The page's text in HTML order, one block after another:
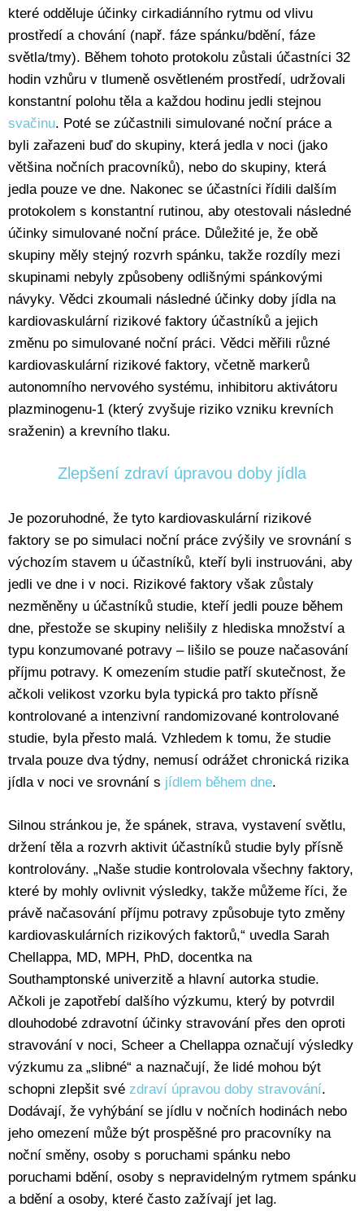
které odděluje účinky cirkadiánního rytmu od vlivu
prostředí a chování (např. fáze spánku/bdění, fáze
světla/tmy). Během tohoto protokolu zůstali účastníci 32
hodin vzhůru v tlumeně osvětleném prostředí, udržovali
konstantní polohu těla a každou hodinu jedli stejnou
svačinu. Poté se zúčastnili simulované noční práce a
byli zařazeni buď do skupiny, která jedla v noci (jako
většina nočních pracovníků), nebo do skupiny, která
jedla pouze ve dne. Nakonec se účastníci řídili dalším
protokolem s konstantní rutinou, aby otestovali následné
účinky simulované noční práce. Důležité je, že obě
skupiny měly stejný rozvrh spánku, takže rozdíly mezi
skupinami nebyly způsobeny odlišnými spánkovými
návyky. Vědci zkoumali následné účinky doby jídla na
kardiovaskulární rizikové faktory účastníků a jejich
změnu po simulované noční práci. Vědci měřili různé
kardiovaskulární rizikové faktory, včetně markerů
autonomního nervového systému, inhibitoru aktivátoru
plazminogenu-1 (který zvyšuje riziko vzniku krevních
sraženin) a krevního tlaku.
Zlepšení zdraví úpravou doby jídla
Je pozoruhodné, že tyto kardiovaskulární rizikové
faktory se po simulaci noční práce zvýšily ve srovnání s
výchozím stavem u účastníků, kteří byli instruováni, aby
jedli ve dne i v noci. Rizikové faktory však zůstaly
nezměněny u účastníků studie, kteří jedli pouze během
dne, přestože se skupiny nelišily z hlediska množství a
typu konzumované potravy – lišilo se pouze načasování
příjmu potravy. K omezením studie patří skutečnost, že
ačkoli velikost vzorku byla typická pro takto přísně
kontrolované a intenzivní randomizované kontrolované
studie, byla přesto malá. Vzhledem k tomu, že studie
trvala pouze dva týdny, nemusí odrážet chronická rizika
jídla v noci ve srovnání s jídlem během dne.
Silnou stránkou je, že spánek, strava, vystavení světlu,
držení těla a rozvrh aktivit účastníků studie byly přísně
kontrolovány. „Naše studie kontrolovala všechny faktory,
které by mohly ovlivnit výsledky, takže můžeme říci, že
právě načasování příjmu potravy způsobuje tyto změny
kardiovaskulárních rizikových faktorů,“ uvedla Sarah
Chellappa, MD, MPH, PhD, docentka na
Southamptonské univerzitě a hlavní autorka studie.
Ačkoli je zapotřebí dalšího výzkumu, který by potvrdil
dlouhodobé zdravotní účinky stravování přes den oproti
stravování v noci, Scheer a Chellappa označují výsledky
výzkumu za „slibné“ a naznačují, že lidé mohou být
schopni zlepšit své zdraví úpravou doby stravování.
Dodávají, že vyhýbání se jídlu v nočních hodinách nebo
jeho omezení může být prospěšné pro pracovníky na
noční směny, osoby s poruchami spánku nebo
poruchami bdění, osoby s nepravidelným rytmem spánku
a bdění a osoby, které často zažívají jet lag.